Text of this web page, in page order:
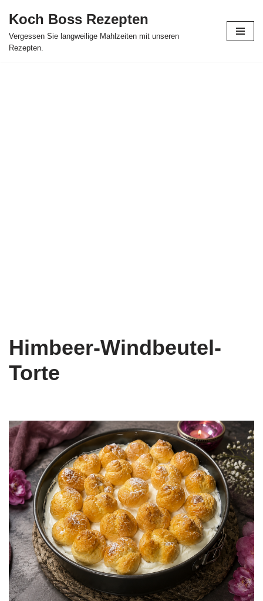
Skip
to
Koch Boss Rezepten
Vergessen Sie langweilige Mahlzeiten mit unseren
Rezepten.
Himbeer-Windbeutel-
Torte